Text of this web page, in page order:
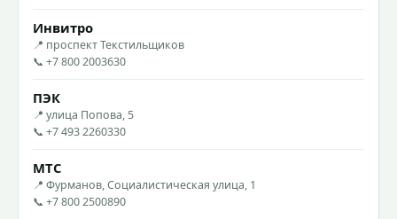
Инвитро
📍 проспект Текстильщиков
📞 +7 800 2003630
ПЭК
📍 улица Попова, 5
📞 +7 493 2260330
МТС
📍 Фурманов, Социалистическая улица, 1
📞 +7 800 2500890